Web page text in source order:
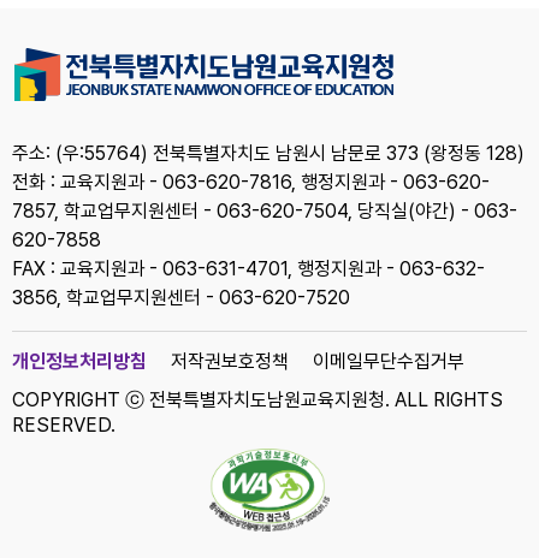
주소: (우:55764) 전북특별자치도 남원시 남문로 373 (왕정동 128)
전화 : 교육지원과 - 063-620-7816, 행정지원과 - 063-620-
7857, 학교업무지원센터 - 063-620-7504, 당직실(야간) - 063-
620-7858
FAX : 교육지원과 - 063-631-4701, 행정지원과 - 063-632-
3856, 학교업무지원센터 - 063-620-7520
개인정보처리방침 저작권보호정책
이메일무단수집거부
COPYRIGHT ⓒ 전북특별자치도남원교육지원청. ALL RIGHTS
RESERVED.